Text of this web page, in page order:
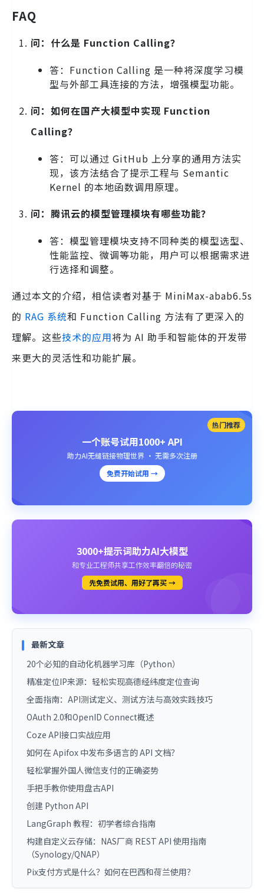
FAQ
问：什么是 Function Calling？
答：Function Calling 是一种将深度学习模
型与外部工具连接的方法，增强模型功能。
问：如何在国产大模型中实现 Function
Calling？
答：可以通过 GitHub 上分享的通用方法实
现，该方法结合了提示工程与 Semantic
Kernel 的本地函数调用原理。
问：腾讯云的模型管理模块有哪些功能？
答：模型管理模块支持不同种类的模型选型、
性能监控、微调等功能，用户可以根据需求进
行选择和调整。
通过本文的介绍，相信读者对基于 MiniMax-abab6.5s
的 RAG 系统和 Function Calling 方法有了更深入的
理解。这些技术的应用将为 AI 助手和智能体的开发带
来更大的灵活性和功能扩展。
热门推荐
一个账号试用1000+ API
助力AI无缝链接物理世界 · 无需多次注册
免费开始试用 →
3000+提示词助力AI大模型
和专业工程师共享工作效率翻倍的秘密
先免费试用、用好了再买 →
最新文章
20个必知的自动化机器学习库（Python）
精准定位IP来源：轻松实现高德经纬度定位查询
全面指南：API测试定义、测试方法与高效实践技巧
OAuth 2.0和OpenID Connect概述
Coze API接口实战应用
如何在 Apifox 中发布多语言的 API 文档？
轻松掌握外国人微信支付的正确姿势
手把手教你使用盘古API
创建 Python API
LangGraph 教程：初学者综合指南
构建自定义云存储：NAS厂商 REST API 使用指南
（Synology/QNAP）
Pix支付方式是什么？如何在巴西和荷兰使用？